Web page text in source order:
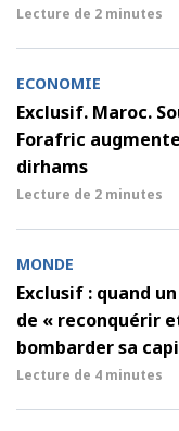
Lecture de 2 minutes
ECONOMIE
Exclusif. Maroc.
Forafric
dirhams
Lecture de 2 minutes
MONDE
Exclusif : quand
de « reconquérir
bombarder sa
Lecture de 4 minutes